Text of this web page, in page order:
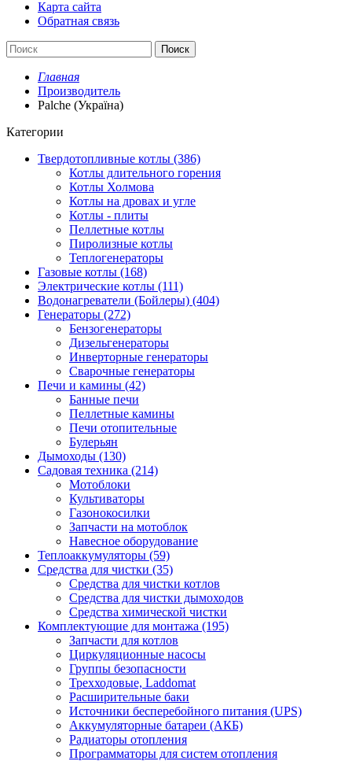
Карта сайта
Обратная связь
Поиск
Главная
Производитель
Palche (Україна)
Категории
Твердотопливные котлы (386)
Котлы длительного горения
Котлы Холмова
Котлы на дровах и угле
Котлы - плиты
Пеллетные котлы
Пиролизные котлы
Теплогенераторы
Газовые котлы (168)
Электрические котлы (111)
Водонагреватели (Бойлеры) (404)
Генераторы (272)
Бензогенераторы
Дизельгенераторы
Инверторные генераторы
Сварочные генераторы
Печи и камины (42)
Банные печи
Пеллетные камины
Печи отопительные
Булерьян
Дымоходы (130)
Садовая техника (214)
Мотоблоки
Культиваторы
Газонокосилки
Запчасти на мотоблок
Навесное оборудование
Теплоаккумуляторы (59)
Средства для чистки (35)
Средства для чистки котлов
Средства для чистки дымоходов
Средства химической чистки
Комплектующие для монтажа (195)
Запчасти для котлов
Циркуляционные насосы
Группы безопасности
Трехходовые, Laddomat
Расширительные баки
Источники бесперебойного питания (UPS)
Аккумуляторные батареи (АКБ)
Радиаторы отопления
Программаторы для систем отопления